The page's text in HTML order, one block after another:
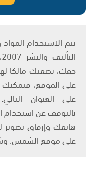
حقك، بصفتك مالكًا
على الموقع، فيمكنك
بالتوقف عن استخدام
هاتفك وإرفاق
على موقع الشمس.